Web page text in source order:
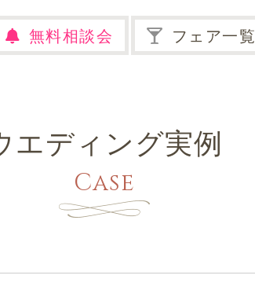
無料相談会 フェア一覧
エディング実例
Case